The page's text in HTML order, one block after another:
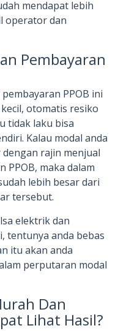
mendapat lebih
operator dan
Pembayaran
PPOB ini
otomatis resiko
tidak laku bisa
Kalau modal anda
rajin menjual
PPOB, maka dalam
lebih besar dari
tersebut.
elektrik dan
tentunya anda bebas
itu akan anda
perputaran modal
Dan
Lihat Hasil?